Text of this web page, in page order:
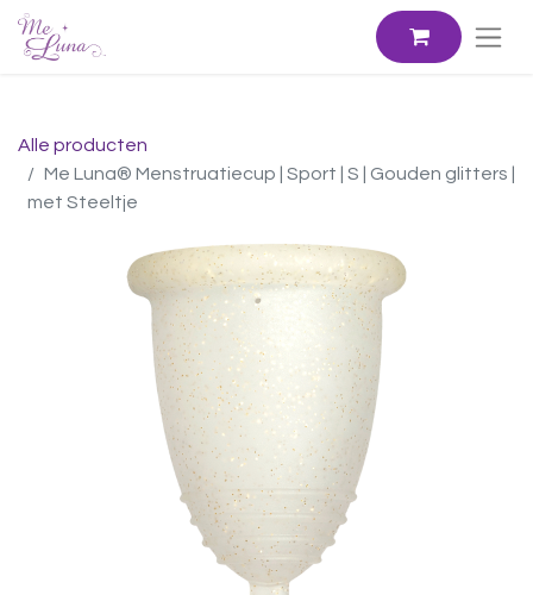
Alle producten
Me Luna® Menstruatiecup | Sport | S | Gouden glitters |
met Steeltje